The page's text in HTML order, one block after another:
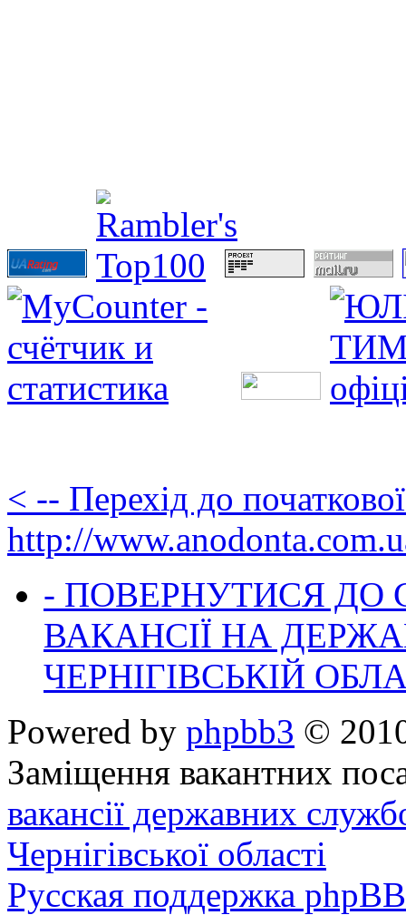
< -- Перехід до
http://
- ПОВЕРНУТИСЯ ДО
ВАКАНСІЇ НА
ЧЕРНІГІВСЬКІЙ
Powered by phpbb3 ©
Заміщення вакантних
вакансії державних
Чернігівської області
Русская поддержка phpBB